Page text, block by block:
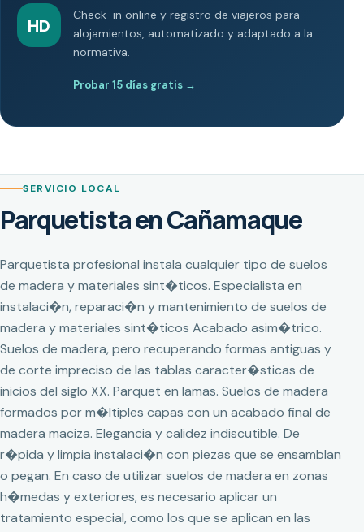
HD
Check-in online y registro de viajeros para
alojamientos, automatizado y adaptado a la
normativa.
Probar 15 días gratis →
SERVICIO LOCAL
Parquetista en Cañamaque
Parquetista profesional instala cualquier tipo de suelos
de madera y materiales sint�ticos. Especialista en
instalaci�n, reparaci�n y mantenimiento de suelos de
madera y materiales sint�ticos Acabado asim�trico.
Suelos de madera, pero recuperando formas antiguas y
de corte impreciso de las tablas caracter�sticas de
inicios del siglo XX. Parquet en lamas. Suelos de madera
formados por m�ltiples capas con un acabado final de
madera maciza. Elegancia y calidez indiscutible. De
r�pida y limpia instalaci�n con piezas que se ensamblan
o pegan. En caso de utilizar suelos de madera en zonas
h�medas y exteriores, es necesario aplicar un
tratamiento especial, como los que se aplican en las